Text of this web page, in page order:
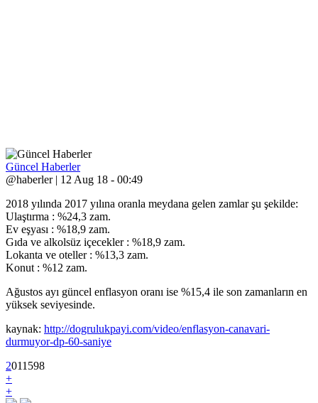
Güncel Haberler
@haberler | 12 Aug 18 - 00:49
2018 yılında 2017 yılına oranla meydana gelen zamlar şu şekilde:
Ulaştırma : %24,3 zam.
Ev eşyası : %18,9 zam.
Gıda ve alkolsüz içecekler : %18,9 zam.
Lokanta ve oteller : %13,3 zam.
Konut : %12 zam.
Ağustos ayı güncel enflasyon oranı ise %15,4 ile son zamanların en
yüksek seviyesinde.
kaynak: http://dogrulukpayi.com/video/enflasyon-canavari-
durmuyor-dp-60-saniye
2011598
+
+